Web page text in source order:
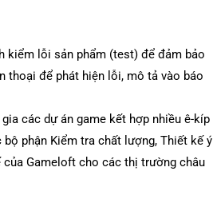
kiểm lỗi sản phẩm (test) để đảm bảo
thoại để phát hiện lỗi, mô tả vào báo
các dự án game kết hợp nhiều ê-kíp
phận Kiểm tra chất lượng, Thiết kế ý
Gameloft cho các thị trường châu